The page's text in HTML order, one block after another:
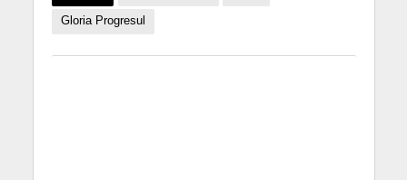
Gloria Progresul